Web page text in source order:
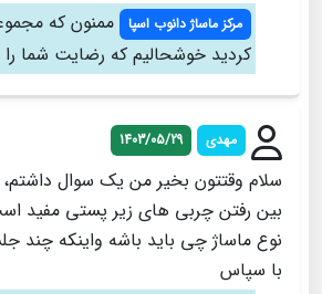
مرکز ماساژ دانوب اسپا
ممنون که
کردید خوشحالیم که رضایت شما
مهدی 1403/05/29
سلام وقتتون بخیر من یک سوال داشتم،
بین رفتن چربی های زیر پستی مفید
نوع ماساژ چی باید باشه واینکه چند
با سپاس